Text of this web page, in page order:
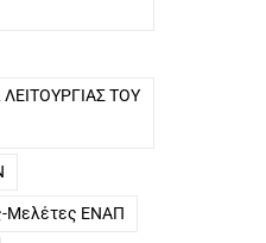
ΤΟΥ
Μελέτες ΕΝΑΠ